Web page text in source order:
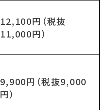
12,100円（税抜
11,000円）
9,900円（税抜9,000
円）